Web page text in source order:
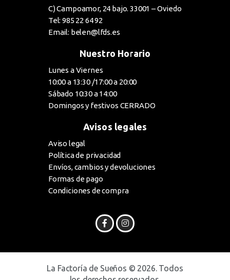
C) Campoamor, 24 bajo. 33001 – Oviedo
Tel: 985 22 64 92
Email: belen@lfds.es
Nuestro Horario
Lunes a Viernes
10:00 a 13:30 /17:00 a 20:00
Sábado 10:30 a 14:00
Domingos y festivos CERRADO
Avisos legales
Aviso legal
Política de privacidad
Envíos, cambios y devoluciones
Formas de pago
Condiciones de compra
La Factoría de Sueños © 2026. Todos